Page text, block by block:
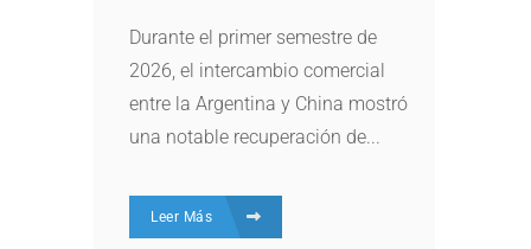
Durante el primer semestre de
2026, el intercambio comercial
entre la Argentina y China mostró
una notable recuperación de...
Leer Más